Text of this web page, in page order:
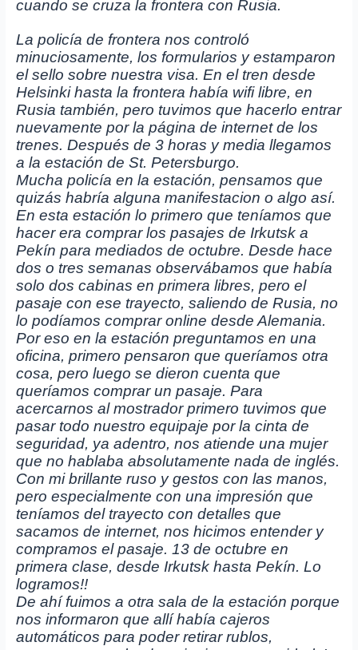
cuando se cruza la frontera con Rusia.
La policía de frontera nos controló
minuciosamente, los formularios y estamparon
el sello sobre nuestra visa. En el tren desde
Helsinki hasta la frontera había wifi libre, en
Rusia también, pero tuvimos que hacerlo entrar
nuevamente por la página de internet de los
trenes. Después de 3 horas y media llegamos
a la estación de St. Petersburgo.
Mucha policía en la estación, pensamos que
quizás habría alguna manifestacion o algo así.
En esta estación lo primero que teníamos que
hacer era comprar los pasajes de Irkutsk a
Pekín para mediados de octubre. Desde hace
dos o tres semanas observábamos que había
solo dos cabinas en primera libres, pero el
pasaje con ese trayecto, saliendo de Rusia, no
lo podíamos comprar online desde Alemania.
Por eso en la estación preguntamos en una
oficina, primero pensaron que queríamos otra
cosa, pero luego se dieron cuenta que
queríamos comprar un pasaje. Para
acercarnos al mostrador primero tuvimos que
pasar todo nuestro equipaje por la cinta de
seguridad, ya adentro, nos atiende una mujer
que no hablaba absolutamente nada de inglés.
Con mi brillante ruso y gestos con las manos,
pero especialmente con una impresión que
teníamos del trayecto con detalles que
sacamos de internet, nos hicimos entender y
compramos el pasaje. 13 de octubre en
primera clase, desde Irkutsk hasta Pekín. Lo
logramos!!
De ahí fuimos a otra sala de la estación porque
nos informaron que allí había cajeros
automáticos para poder retirar rublos,